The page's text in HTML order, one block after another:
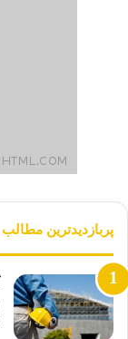
پربازدیدترین مطالب